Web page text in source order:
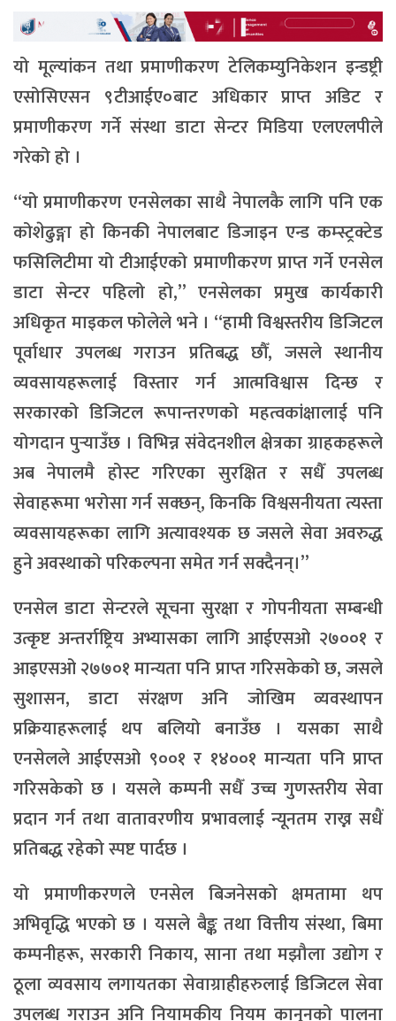
यो मूल्यांकन तथा प्रमाणीकरण टेलिकम्युनिकेशन इन्डष्ट्री
एसोसिएसन ९टीआईए०बाट अधिकार प्राप्त अडिट र
प्रमाणीकरण गर्ने संस्था डाटा सेन्टर मिडिया एलएलपीले
गरेको हो ।
“यो प्रमाणीकरण एनसेलका साथै नेपालकै लागि पनि एक
कोशेढुङ्गा हो किनकी नेपालबाट डिजाइन एन्ड कम्स्ट्रक्टेड
फसिलिटीमा यो टीआईएको प्रमाणीकरण प्राप्त गर्ने एनसेल
डाटा सेन्टर पहिलो हो,’’ एनसेलका प्रमुख कार्यकारी
अधिकृत माइकल फोलेले भने । “हामी विश्वस्तरीय डिजिटल
पूर्वाधार उपलब्ध गराउन प्रतिबद्ध छौँ, जसले स्थानीय
व्यवसायहरूलाई विस्तार गर्न आत्मविश्वास दिन्छ र
सरकारको डिजिटल रूपान्तरणको महत्वकांक्षालाई पनि
योगदान पुर्‍याउँछ । विभिन्न संवेदनशील क्षेत्रका ग्राहकहरूले
अब नेपालमै होस्ट गरिएका सुरक्षित र सधैँ उपलब्ध
सेवाहरूमा भरोसा गर्न सक्छन्, किनकि विश्वसनीयता त्यस्ता
व्यवसायहरूका लागि अत्यावश्यक छ जसले सेवा अवरुद्ध
हुने अवस्थाको परिकल्पना समेत गर्न सक्दैनन्।”
एनसेल डाटा सेन्टरले सूचना सुरक्षा र गोपनीयता सम्बन्धी
उत्कृष्ट अन्तर्राष्ट्रिय अभ्यासका लागि आईएसओ २७००१ र
आइएसओ २७७०१ मान्यता पनि प्राप्त गरिसकेको छ, जसले
सुशासन, डाटा संरक्षण अनि जोखिम व्यवस्थापन
प्रक्रियाहरूलाई थप बलियो बनाउँछ । यसका साथै
एनसेलले आईएसओ ९००१ र १४००१ मान्यता पनि प्राप्त
गरिसकेको छ । यसले कम्पनी सधैँ उच्च गुणस्तरीय सेवा
प्रदान गर्न तथा वातावरणीय प्रभावलाई न्यूनतम राख्न सधैं
प्रतिबद्ध रहेको स्पष्ट पार्दछ ।
यो प्रमाणीकरणले एनसेल बिजनेसको क्षमतामा थप
अभिवृद्धि भएको छ । यसले बैङ्क तथा वित्तीय संस्था, बिमा
कम्पनीहरू, सरकारी निकाय, साना तथा मझौला उद्योग र
ठूला व्यवसाय लगायतका सेवाग्राहीहरुलाई डिजिटल सेवा